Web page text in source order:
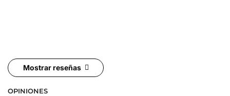
Mostrar reseñas
OPINIONES